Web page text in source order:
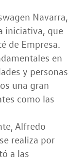
Navarra,
iniciativa, que
de Empresa.
en
y personas
una gran
como las
Alfredo
realiza por
a las